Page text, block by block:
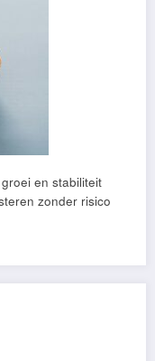
en stabiliteit
zonder risico